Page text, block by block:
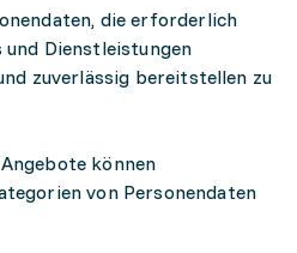
die erforderlich
und Dienstleistungen
zuverlässig bereitstellen zu
können
von Personendaten